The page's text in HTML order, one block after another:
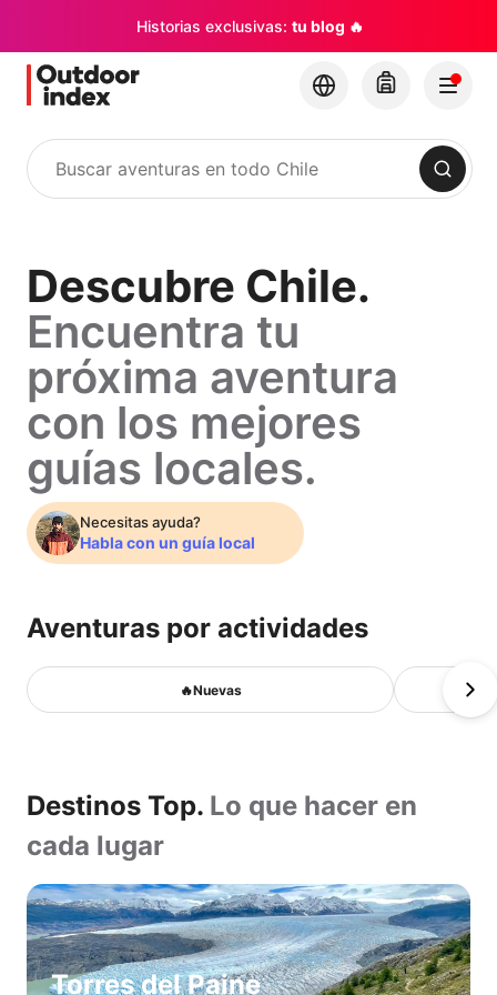
Historias exclusivas: tu blog 🔥
Buscar
Descubre
Chile.
Encuentra
tu
próxima
con
mejores
guías
locales.
Habla
Descubre Chile.
Encuentra tu
próxima aventura
con los mejores
guías locales.
Necesitas ayuda?
Habla con un guía local
Aventuras por actividades
🔥
Nuevas
aves
Montañismo
en
hielo
Kayak
Pesca
🔥Nuevas
Top.
Lo
que
hacer
en
Destinos Top. Lo que hacer en
cada lugar
Torres del Paine